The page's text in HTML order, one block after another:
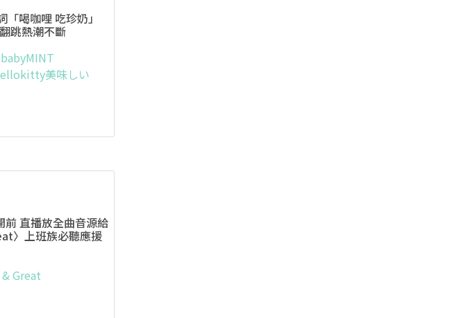
喝咖哩 吃珍奶」
跳熱潮不斷
美味しい
前 直播放全曲音源給
〉上班族必聽應援
Great